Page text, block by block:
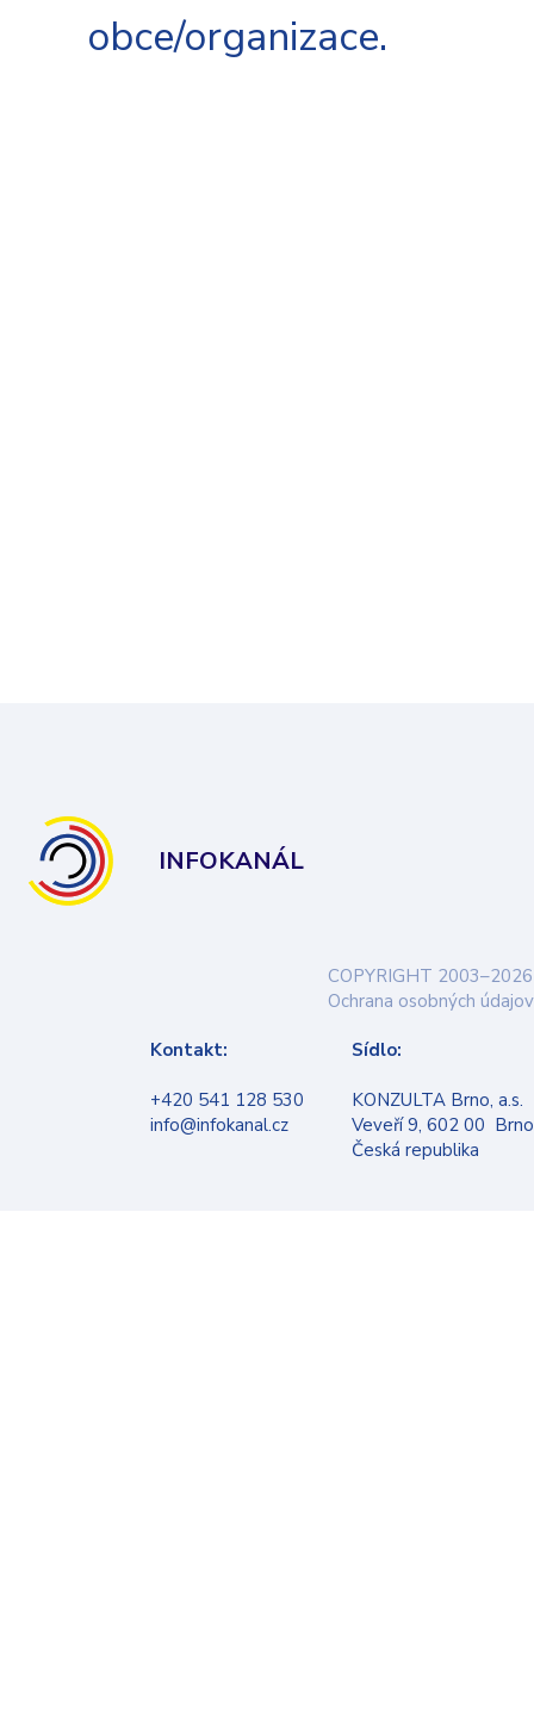
obce/organizace.
INFOKANÁL
COPYRIGHT 2003–2026
Ochrana osobných údajov
Sídlo:
KONZULTA Brno, a.s.
Veveří 9, 602 00 Brno
Česká republika
Kontakt:
+420 541 128 530
info@infokanal.cz